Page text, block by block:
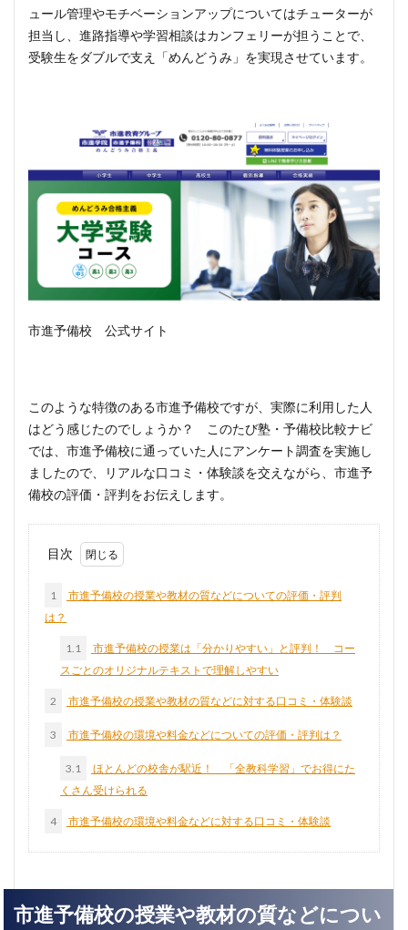
ュール管理やモチベーションアップについてはチューターが
担当し、進路指導や学習相談はカンフェリーが担うことで、
受験生をダブルで支え「めんどうみ」を実現させています。
市進予備校 公式サイト
このような特徴のある市進予備校ですが、実際に利用した人
はどう感じたのでしょうか？ このたび塾・予備校比較ナビ
では、市進予備校に通っていた人にアンケート調査を実施し
ましたので、リアルな口コミ・体験談を交えながら、市進予
備校の評価・評判をお伝えします。
目次
1
市進予備校の授業や教材の質などについての評価・評判
は？
1.1
市進予備校の授業は「分かりやすい」と評判！ コー
スごとのオリジナルテキストで理解しやすい
2 市進予備校の授業や教材の質などに対する口コミ・体験談
3 市進予備校の環境や料金などについての評価・評判は？
3.1
ほとんどの校舎が駅近！ 「全教科学習」でお得にた
くさん受けられる
4 市進予備校の環境や料金などに対する口コミ・体験談
市進予備校の授業や教材の質などについ